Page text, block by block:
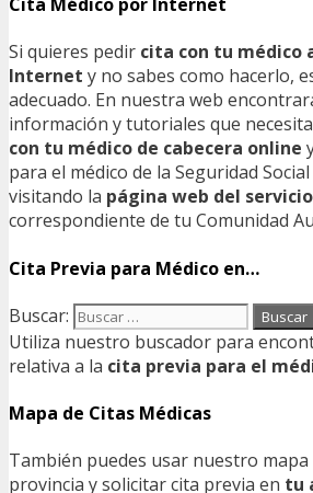
Si quieres pedir cita con tu médico
Internet y no sabes como hacerlo,
adecuado. En nuestra web
información y tutoriales que
con tu médico de cabecera online
para el médico de la Seguridad
visitando la página web del
correspondiente de tu Comunidad
Cita Previa para Médico en…
Buscar:
Utiliza nuestro buscador para
relativa a la cita previa para el
Mapa de Citas Médicas
También puedes usar nuestro mapa
provincia y solicitar cita previa en tu